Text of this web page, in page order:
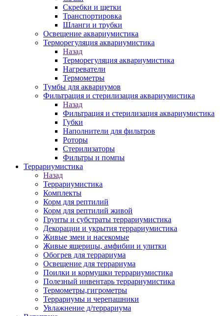
Скребки и щетки
Транспортировка
Шланги и трубки
Освещение аквариумистика
Терморегуляция аквариумистика
Назад
Терморегуляция аквариумистика
Нагреватели
Термометры
Тумбы для аквариумов
Фильтрация и стерилизация аквариумистика
Назад
Фильтрация и стерилизация аквариумистика
Губки
Наполнители для фильтров
Роторы
Стерилизаторы
Фильтры и помпы
Террариумистика
Назад
Террариумистика
Комплекты
Корм для рептилий
Корм для рептилий живой
Грунты и субстраты террариумистика
Декорации и укрытия террариумистика
Живые змеи и насекомые
Живые ящерицы, амфибии и улитки
Обогрев для террариума
Освещение для террариума
Поилки и кормушки террариумистика
Полезный инвентарь террариумистика
Термометры,гигрометры
Террариумы и черепашники
Увлажнение д/террариума